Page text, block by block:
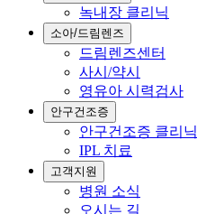
녹내장 클리닉
소아/드림렌즈
드림렌즈센터
사시/약시
영유아 시력검사
안구건조증
안구건조증 클리닉
IPL 치료
고객지원
병원 소식
오시는 길